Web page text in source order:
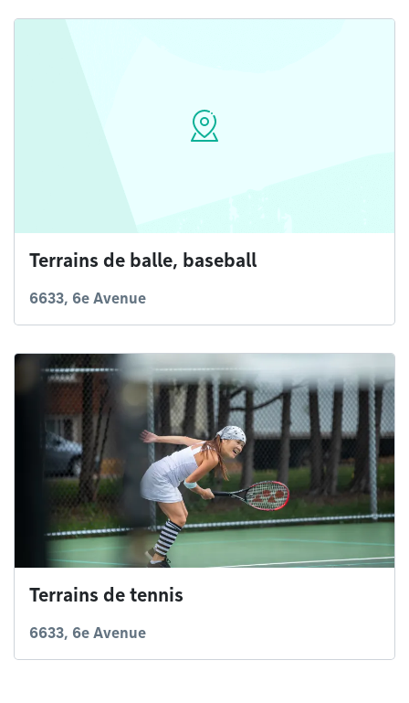
Terrains de balle, baseball
6633, 6e Avenue
Terrains de tennis
6633, 6e Avenue